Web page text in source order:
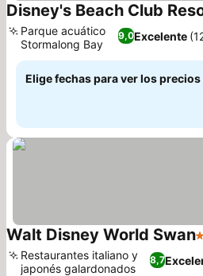
Disney's Beach Club
9,0Excelente
Parque acuático
Stormalong Bay
Elige fechas para ver los
Walt Disney World Swan
8,7
Restaurantes italiano y
japonés galardonados